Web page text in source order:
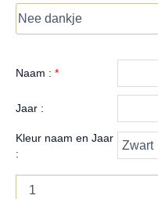
Naam : *
Jaar :
Kleur naam en Jaar
: